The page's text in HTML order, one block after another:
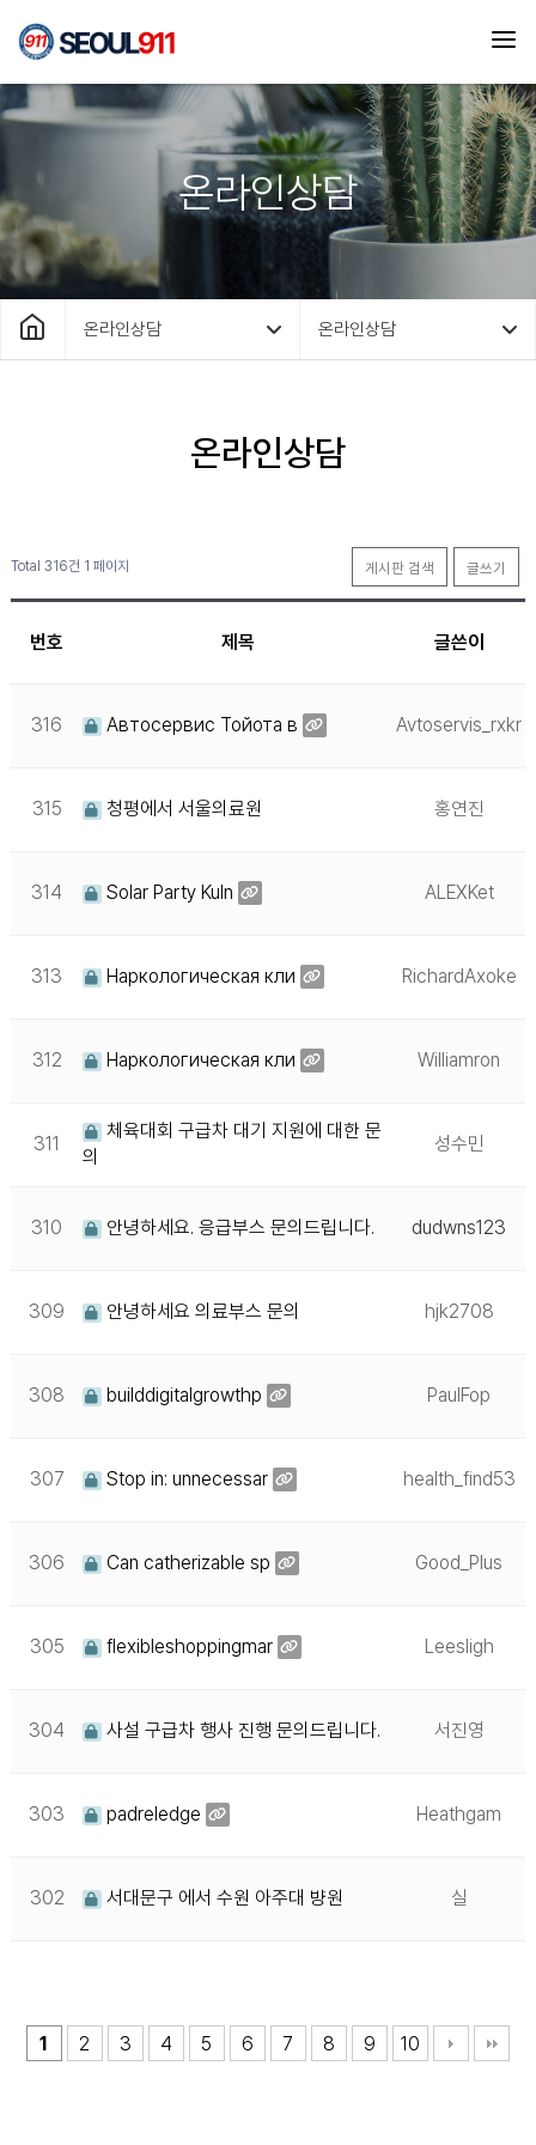
온라인상담
온라인상담 온라인상담
온라인상담
Total 316건 1 페이지 게시판 검색 글쓰기
번호 제목 글쓴이
316 Автосервис Тойота в Avtoservis_rxkr
315 청평에서 서울의료원 홍연진
314 Solar Party Kuln ALEXKet
313 Наркологическая кли RichardAxoke
312 Наркологическая кли Williamron
311
체육대회 구급차 대기 지원에 대한 문
의
성수민
310 안녕하세요. 응급부스 문의드립니다. dudwns123
309 안녕하세요 의료부스 문의 hjk2708
308 builddigitalgrowthp PaulFop
307 Stop in: unnecessar health_find53
306 Can catherizable sp Good_Plus
305 flexibleshoppingmar Leesligh
304 사설 구급차 행사 진행 문의드립니다. 서진영
303 padreledge Heathgam
302 서대문구 에서 수원 아주대 뱡원 실
1 2 3 4 5 6 7 8 9 10